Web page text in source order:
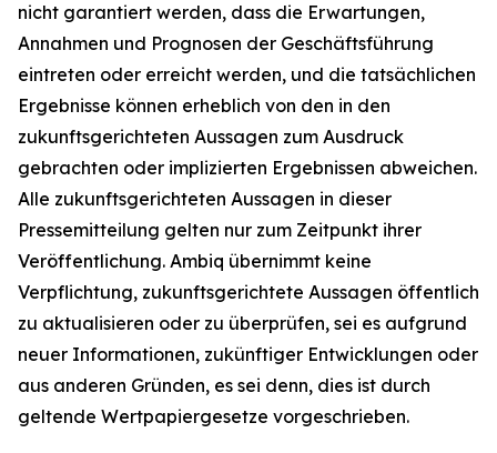
nicht garantiert werden, dass die Erwartungen,
Annahmen und Prognosen der Geschäftsführung
eintreten oder erreicht werden, und die tatsächlichen
Ergebnisse können erheblich von den in den
zukunftsgerichteten Aussagen zum Ausdruck
gebrachten oder implizierten Ergebnissen abweichen.
Alle zukunftsgerichteten Aussagen in dieser
Pressemitteilung gelten nur zum Zeitpunkt ihrer
Veröffentlichung. Ambiq übernimmt keine
Verpflichtung, zukunftsgerichtete Aussagen öffentlich
zu aktualisieren oder zu überprüfen, sei es aufgrund
neuer Informationen, zukünftiger Entwicklungen oder
aus anderen Gründen, es sei denn, dies ist durch
geltende Wertpapiergesetze vorgeschrieben.